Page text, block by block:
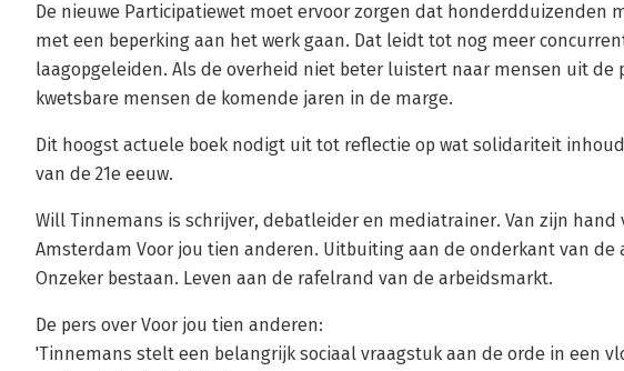
De nieuwe Participatiewet moet ervoor zorgen dat honderdduizenden
met een beperking aan het werk gaan. Dat leidt tot nog meer
laagopgeleiden. Als de overheid niet beter luistert naar mensen uit de
kwetsbare mensen de komende jaren in de marge.
Dit hoogst actuele boek nodigt uit tot reflectie op wat solidariteit
van de 21e eeuw.
Will Tinnemans is schrijver, debatleider en mediatrainer. Van zijn hand
Amsterdam Voor jou tien anderen. Uitbuiting aan de onderkant van de
Onzeker bestaan. Leven aan de rafelrand van de arbeidsmarkt.
De pers over Voor jou tien anderen:
'Tinnemans stelt een belangrijk sociaal vraagstuk aan de orde in een